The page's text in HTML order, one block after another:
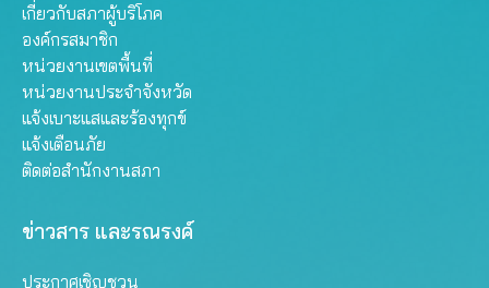
เกี่ยวกับสภาผู้บริโภค
องค์กรสมาชิก
หน่วยงานเขตพื้นที่
หน่วยงานประจำจังหวัด
แจ้งเบาะแสและร้องทุกข์
แจ้งเตือนภัย
ติดต่อสำนักงานสภา
ข่าวสาร และรณรงค์
ประกาศเชิญชวน